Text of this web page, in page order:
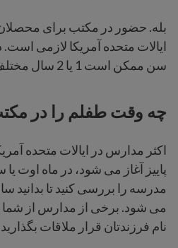
ایالات متحده آمریکا لازمی است.
سن ممکن است 1 یا 2 سال مختلف باشد.
چه وقت طفلم را در
اکثر مدارس در ایالات متحده
پاییز آغاز می شود، در ماه اوت یا
مدرسه را بررسی کنید تا بدانید
می شود. برخی از مدارس از شما
نام فرزندتان قرار ملاقات